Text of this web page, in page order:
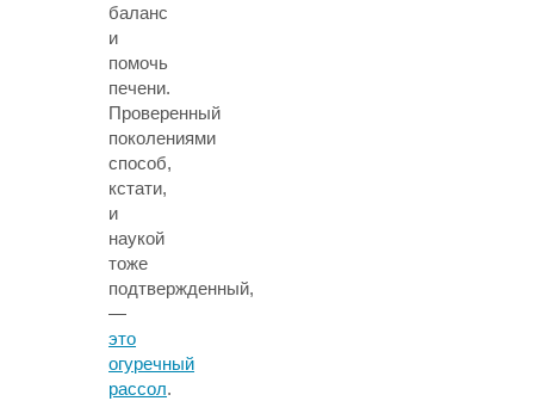
баланс
и
помочь
печени.
Проверенный
поколениями
способ,
кстати,
и
наукой
тоже
подтвержденный,
—
это
огуречный
рассол.